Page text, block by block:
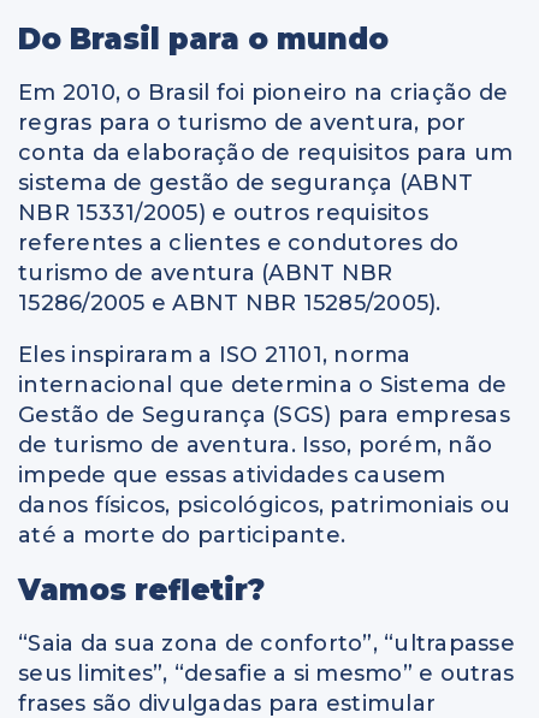
Do Brasil para o mundo
Em 2010, o Brasil foi pioneiro na criação de
regras para o turismo de aventura, por
conta da elaboração de requisitos para um
sistema de gestão de segurança (ABNT
NBR 15331/2005) e outros requisitos
referentes a clientes e condutores do
turismo de aventura (ABNT NBR
15286/2005 e ABNT NBR 15285/2005).
Eles inspiraram a ISO 21101, norma
internacional que determina o Sistema de
Gestão de Segurança (SGS) para empresas
de turismo de aventura. Isso, porém, não
impede que essas atividades causem
danos físicos, psicológicos, patrimoniais ou
até a morte do participante.
Vamos refletir?
“Saia da sua zona de conforto”, “ultrapasse
seus limites”, “desafie a si mesmo” e outras
frases são divulgadas para estimular